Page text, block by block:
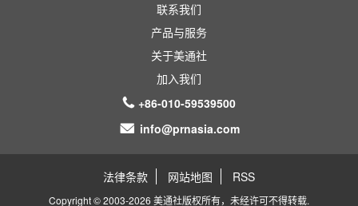
联系我们
产品与服务
关于美通社
加入我们
+86-010-59539500
info@prnasia.com
法律条款 网站地图 RSS
Copyright © 2003-2026 美通社版权所有，未经许可不得转载.